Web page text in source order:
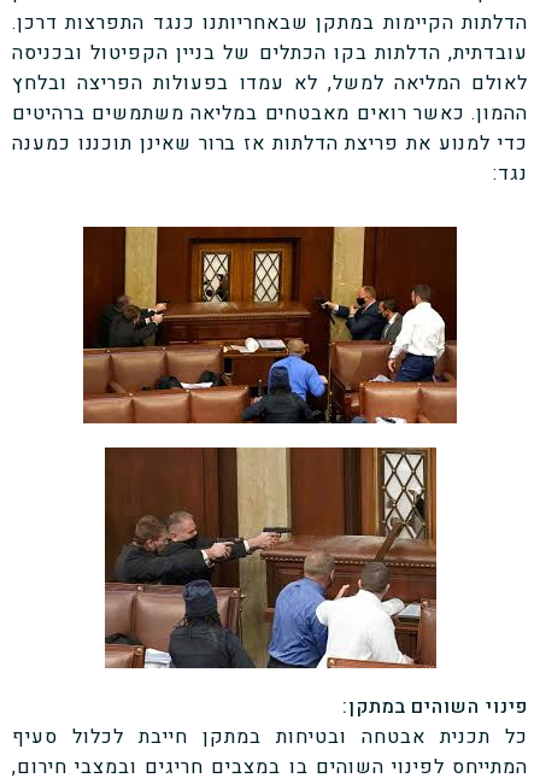
הדלתות הקיימות במתקן שבאחריותנו כנגד התפרצות דרכן.
עובדתית, הדלתות בקו הכתלים של בניין הקפיטול ובכניסה
לאולם המליאה למשל, לא עמדו בפעולות הפריצה ובלחץ
ההמון. כאשר רואים מאבטחים במליאה משתמשים ברהיטים
כדי למנוע את פריצת הדלתות אז ברור שאינן תוכננו כמענה
נגד:
פינוי השוהים במתקן:
כל תכנית אבטחה ובטיחות במתקן חייבת לכלול סעיף
המתייחס לפינוי השוהים בו במצבים חריגים ובמצבי חירום,